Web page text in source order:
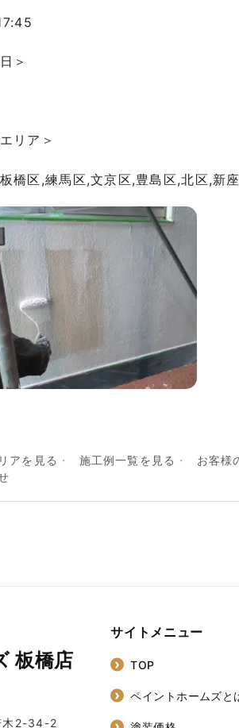
＞
リア＞
橋区,練馬区,文京区,豊島区,北区,新
アを見る 施工例一覧を見る お客様
板橋店
木2-34-2
サイトメニュー
TOP
ペイントホームズと